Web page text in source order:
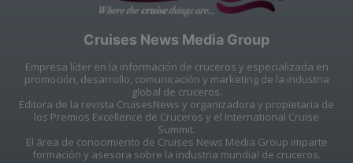
Cruises News Media Group
Empresa líder en la información de cruceros y especializada en
promoción, desarrollo, comunicación y marketing de la industria
global de cruceros.
Editora de la revista CruisesNews y organizadora y propietaria de
los Premios Excellence de Cruceros y el International Cruise
Summit.
El área de conocimiento de Cruises News Media Group imparte
formación y asesora sobre la industria mundial de cruceros.